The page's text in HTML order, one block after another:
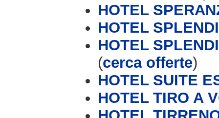
HOTEL
HOTEL
HOTEL
(cerca offerte)
HOTEL SUITE
HOTEL TIRO A